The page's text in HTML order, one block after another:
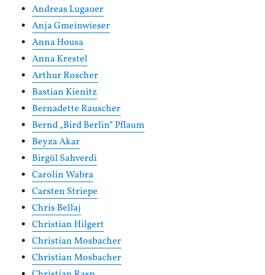
Andreas Lugauer
Anja Gmeinwieser
Anna Housa
Anna Krestel
Arthur Roscher
Bastian Kienitz
Bernadette Rauscher
Bernd „Bird Berlin“ Pflaum
Beyza Akar
Birgül Sahverdi
Carolin Wabra
Carsten Striepe
Chris Bellaj
Christian Hilgert
Christian Mosbacher
Christian Mosbacher